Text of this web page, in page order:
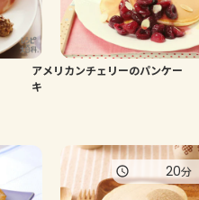
アメリカンチェリーのパンケー
キ
20分